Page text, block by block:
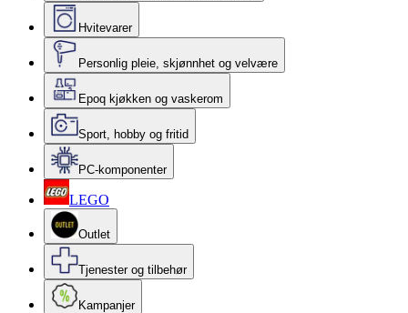
Hvitevarer
Personlig pleie, skjønnhet og velvære
Epoq kjøkken og vaskerom
Sport, hobby og fritid
PC-komponenter
LEGO
Outlet
Tjenester og tilbehør
Kampanjer